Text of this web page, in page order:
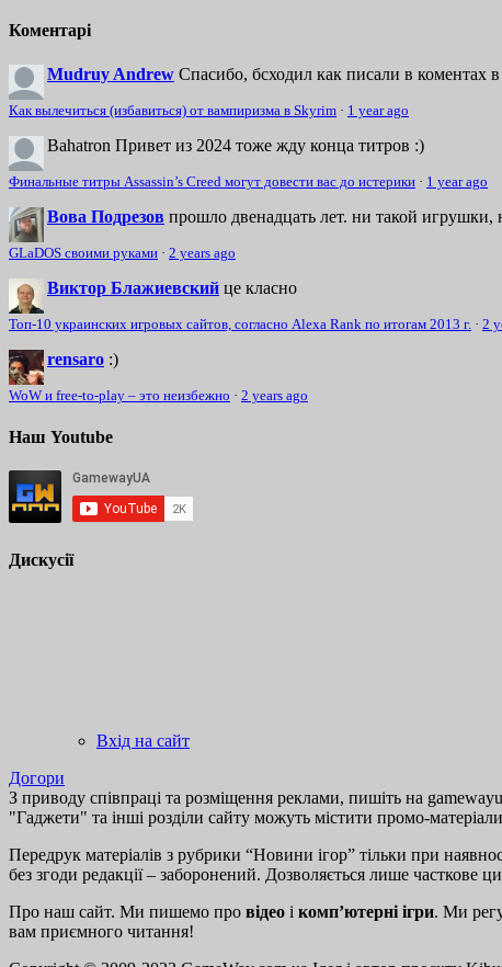
Коментарі
Mudruy Andrew Спасибо, бсходил как писали в коментах
Как вылечиться (избавиться) от вампиризма в Skyrim · 1 year ago
Bahatron Привет из 2024 тоже жду конца титров :)
Финальные титры Assassin’s Creed могут довести вас до истерики · 1 year ago
Вова Подрезов прошло двенадцать лет. ни такой игрушки,
GLaDOS своими руками · 2 years ago
Виктор Блажиевский це класно
Топ-10 украинских игровых сайтов, согласно Alexa Rank по итогам 2013 г. · 2
rensaro :)
WoW и free-to-play – это неизбежно · 2 years ago
Наш Youtube
Дискусії
Вхід на сайт
Догори
З приводу співпраці та розміщення реклами, пишіть на
"Гаджети" та інші розділи сайту можуть містити промо-
Передрук матеріалів з рубрики “Новини ігор” тільки при
без згоди редакції – заборонений. Дозволяється лише часткове
Про наш сайт. Ми пишемо про відео і комп’ютерні ігри. Ми
вам приємного читання!